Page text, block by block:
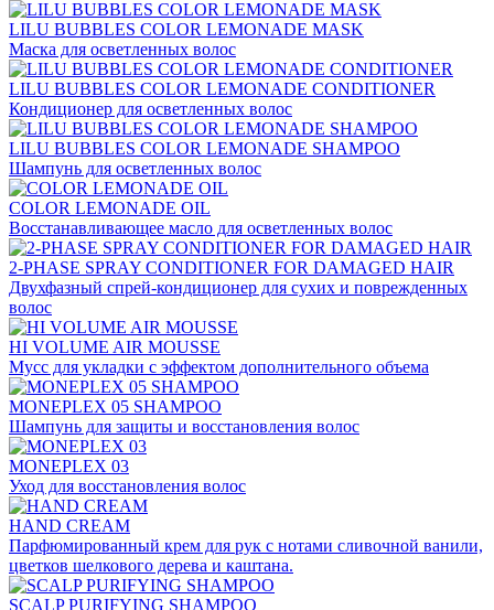
LILU BUBBLES COLOR LEMONADE MASK
Маска для осветленных волос
LILU BUBBLES COLOR LEMONADE CONDITIONER
Кондиционер для осветленных волос
LILU BUBBLES COLOR LEMONADE SHAMPOO
Шампунь для осветленных волос
COLOR LEMONADE OIL
Восстанавливающее масло для осветленных волос
2-PHASE SPRAY CONDITIONER FOR DAMAGED HAIR
Двухфазный спрей-кондиционер для сухих и поврежденных
волос
HI VOLUME AIR MOUSSE
Мусс для укладки с эффектом дополнительного объема
MONEPLEX 05 SHAMPOO
Шампунь для защиты и восстановления волос
MONEPLEX 03
Уход для восстановления волос
HAND CREAM
Парфюмированный крем для рук с нотами сливочной ванили,
цветков шелкового дерева и каштана.
SCALP PURIFYING SHAMPOO